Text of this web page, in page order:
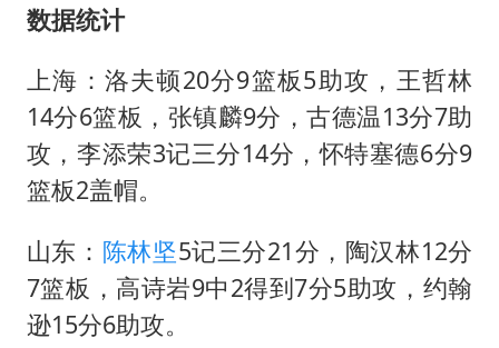
数据统计
上海： 洛夫顿20分9篮板5助攻， 王哲林
14分6篮板，张镇麟9分，古德温13分7助
攻，李添荣3记三分14分，怀特塞德6分9
篮板2盖帽。
山东： 陈林坚5记三分21分， 陶汉林12分
7篮板，高诗岩9中2得到7分5助攻，约翰
逊15分6助攻。